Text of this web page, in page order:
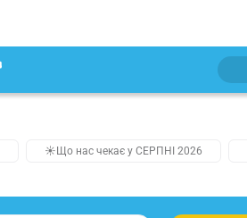
☀️Що нас чекає у СЕРПНІ 2026